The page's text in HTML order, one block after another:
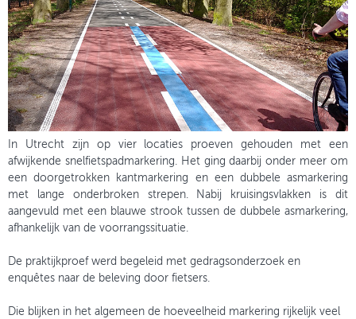
In Utrecht zijn op vier locaties proeven gehouden met een
afwijkende snelfietspadmarkering. Het ging daarbij onder meer om
een doorgetrokken kantmarkering en een dubbele asmarkering
met lange onderbroken strepen. Nabij kruisingsvlakken is dit
aangevuld met een blauwe strook tussen de dubbele asmarkering,
afhankelijk van de voorrangssituatie.
De praktijkproef werd begeleid met gedragsonderzoek en
enquêtes naar de beleving door fietsers.
Die blijken in het algemeen de hoeveelheid markering rijkelijk veel